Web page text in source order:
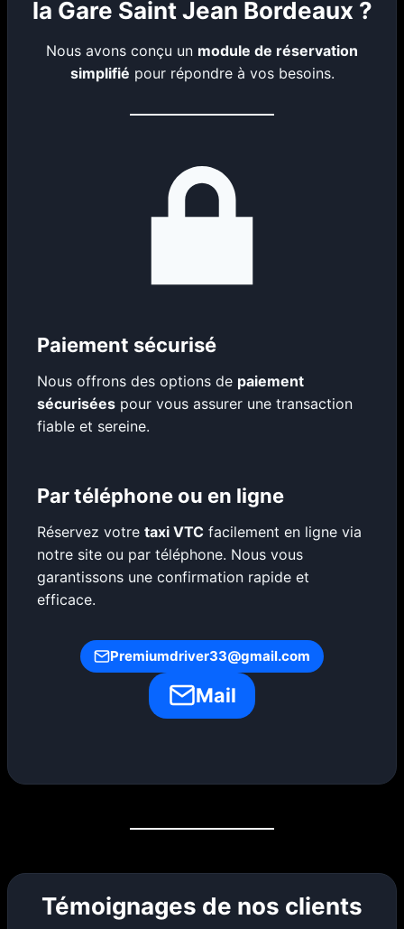
la Gare Saint Jean Bordeaux ?
Nous avons conçu un module de réservation
simplifié pour répondre à vos besoins.
Paiement sécurisé
Nous offrons des options de paiement
sécurisées pour vous assurer une transaction
fiable et sereine.
Par téléphone ou en ligne
Réservez votretaxi VTC facilement en ligne via
notre site ou par téléphone. Nous vous
garantissons une confirmation rapide et
efficace.
Premiumdriver33@gmail.com
Mail
Témoignages de nos clients